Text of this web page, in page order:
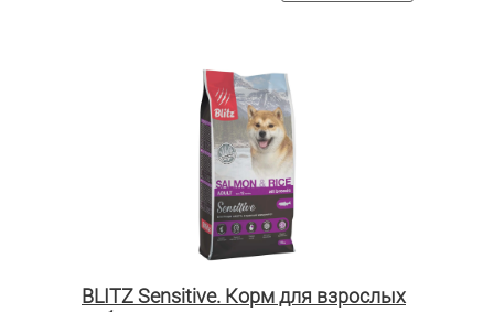
BLITZ Sensitive. Корм для взрослых